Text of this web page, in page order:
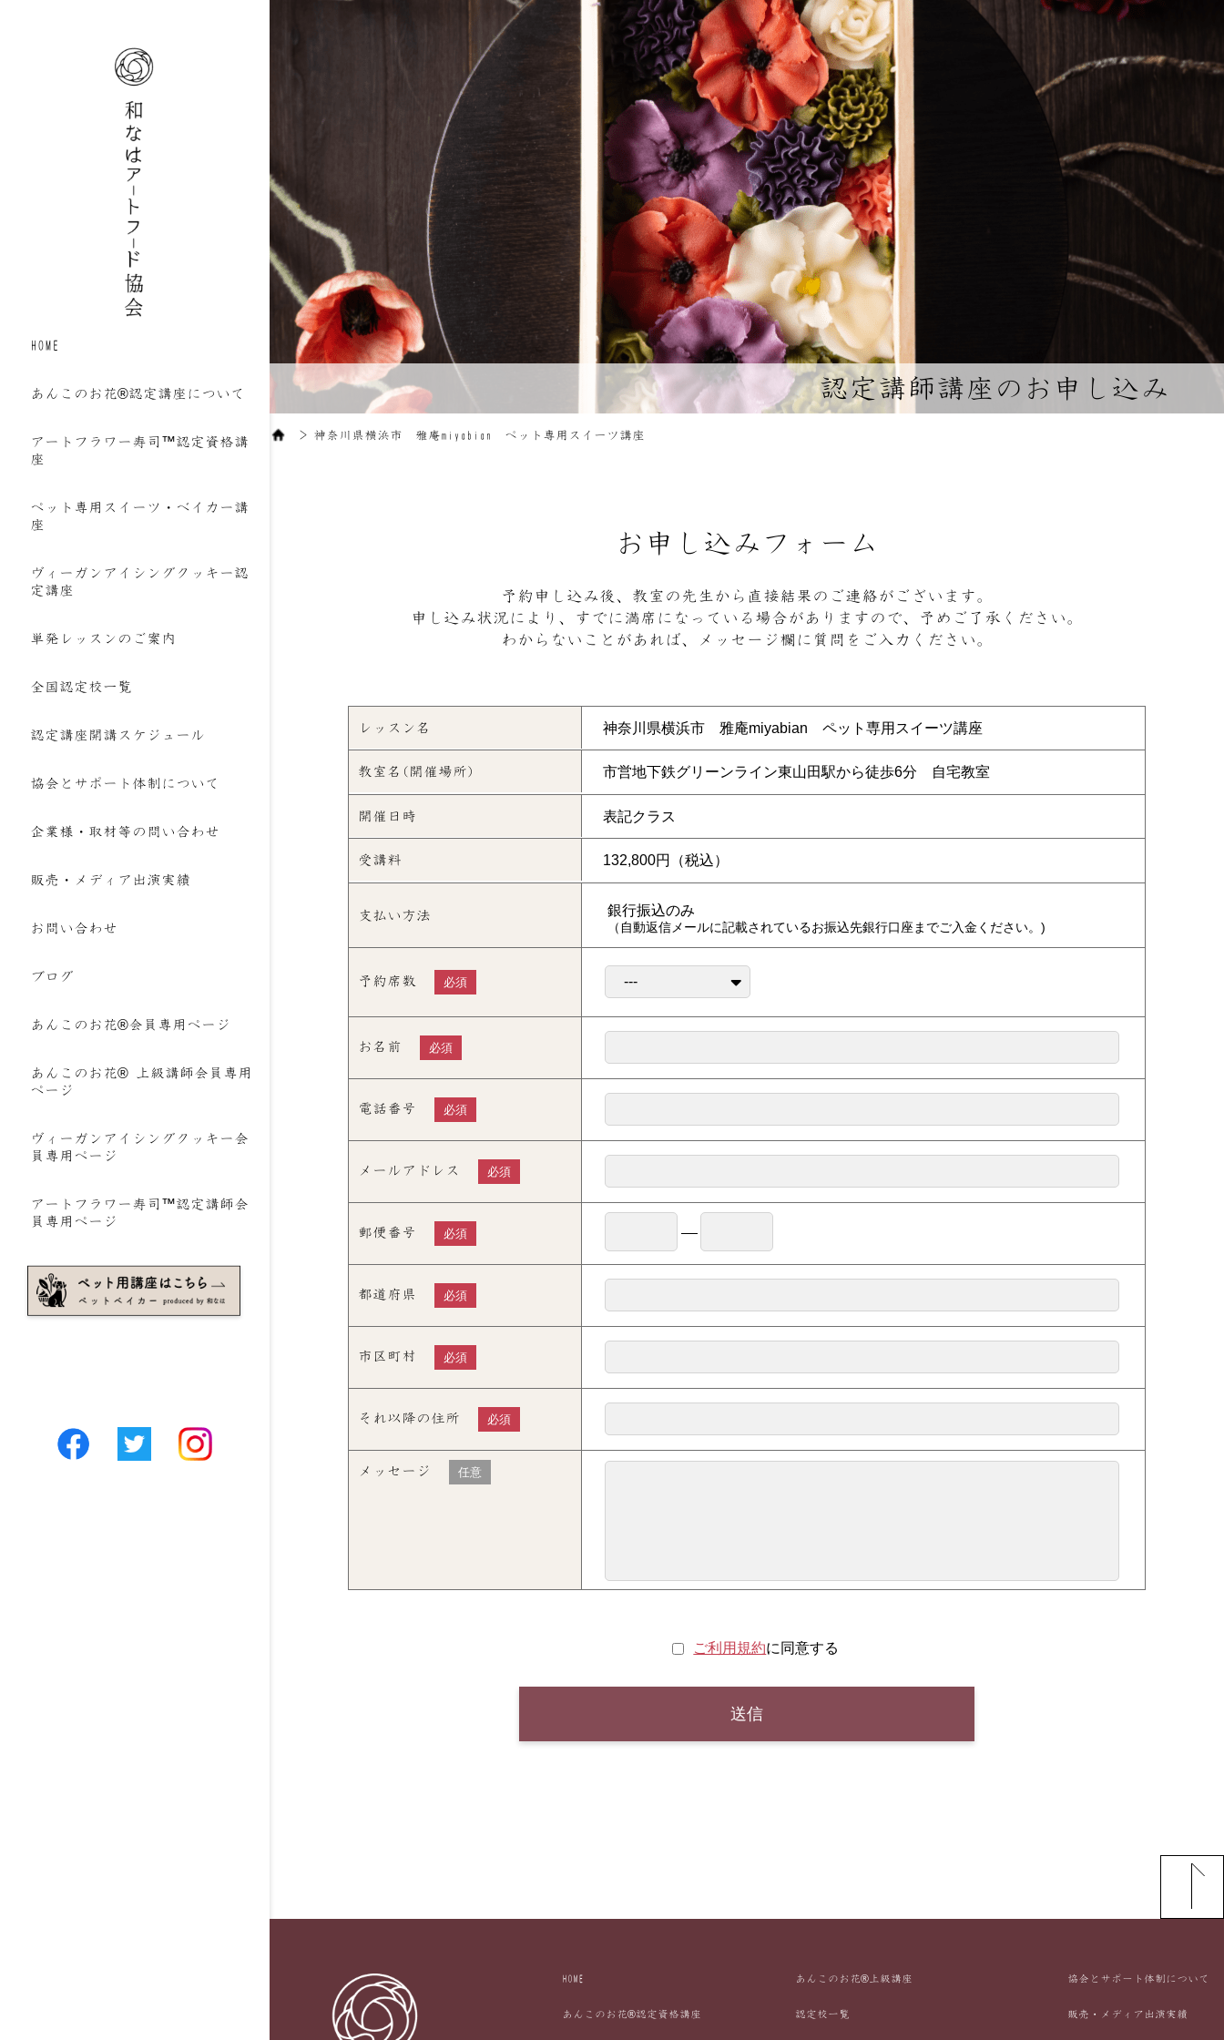
HOME
あんこのお花®認定講座について
アートフラワー寿司™認定資格講
座
ペット専用スイーツ・ベイカー講
座
ヴィーガンアイシングクッキー認
定講座
単発レッスンのご案内
全国認定校一覧
認定講座開講スケジュール
協会とサポート体制について
企業様・取材等の問い合わせ
販売・メディア出演実績
お問い合わせ
ブログ
あんこのお花®会員専用ページ
あんこのお花® 上級講師会員専用
ページ
ヴィーガンアイシングクッキー会
員専用ページ
アートフラワー寿司™認定講師会
員専用ページ
認定講師講座のお申し込み
＞ 神奈川県横浜市 雅庵miyabian ペット専用スイーツ講座
お申し込みフォーム
予約申し込み後、教室の先生から直接結果のご連絡がございます。
申し込み状況により、すでに満席になっている場合がありますので、予めご了承ください。
わからないことがあれば、メッセージ欄に質問をご入力ください。
レッスン名
教室名(開催場所)
開催日時
受講料
支払い方法 銀行振込のみ
（自動返信メールに記載されているお振込先銀行口座までご入金ください。)
予約席数 必須
お名前 必須
電話番号 必須
メールアドレス 必須
郵便番号 必須
都道府県 必須
市区町村 必須
それ以降の住所 必須
メッセージ 任意
ご利用規約に同意する
HOME
あんこのお花®認定資格講座
あんこのお花®上級講座
認定校一覧
協会とサポート体制について
販売・メディア出演実績